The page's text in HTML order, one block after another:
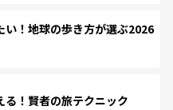
い！地球の歩き方が選ぶ2026
る！賢者の旅テクニック